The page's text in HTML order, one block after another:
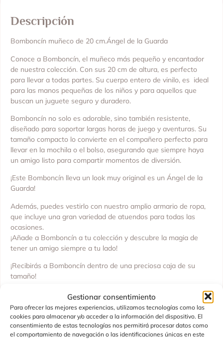
Gestionar consentimiento
Para ofrecer las mejores experiencias, utilizamos tecnologías como las
cookies para almacenar y/o acceder a la información del dispositivo. El
consentimiento de estas tecnologías nos permitirá procesar datos como
el comportamiento de navegación o las identificaciones únicas en este
Descripción
Bomboncín muñeco de 20 cm.Ángel de la Guarda
Conoce a Bomboncín, el muñeco más pequeño y encantador
de nuestra colección. Con sus 20 cm de altura, es perfecto
para llevar a todas partes. Su cuerpo entero de vinilo, es ideal
para las manos pequeñas de los niños y para aquellos que
buscan un juguete seguro y duradero.
Bomboncín no solo es adorable, sino también resistente,
diseñado para soportar largas horas de juego y aventuras. Su
tamaño compacto lo convierte en el compañero perfecto para
llevar en la mochila o el bolso, asegurando que siempre haya
un amigo listo para compartir momentos de diversión.
¡Este Bomboncín lleva un look muy original es un Ángel de la
Guarda!
Además, puedes vestirlo con nuestro amplio armario de ropa,
que incluye una gran variedad de atuendos para todas las
ocasiones.
¡Añade a Bomboncín a tu colección y descubre la magia de
tener un amigo siempre a tu lado!
¡Recibirás a Bomboncín dentro de una preciosa caja de su
tamaño!
Material: Cuerpo completo de vinilo
Características: articulado
Edad recomendada: + 36 meses